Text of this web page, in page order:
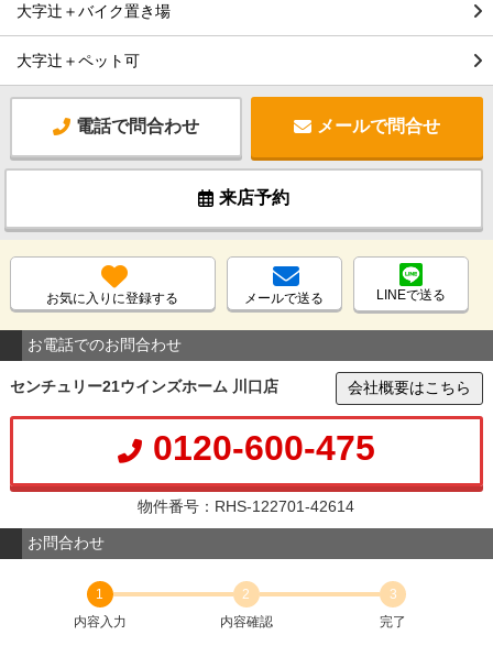
大字辻＋バイク置き場
大字辻＋ペット可
電話で問合わせ メールで問合せ
来店予約
お気に入りに登録する メールで送る LINEで送る
お電話でのお問合わせ
センチュリー21ウインズホーム 川口店 会社概要はこちら
0120-600-475
物件番号：RHS-122701-42614
お問合わせ
1
内容入力
2
内容確認
3
完了